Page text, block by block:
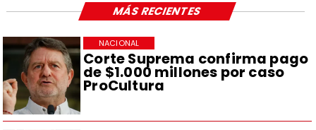
Corte Suprema confirma pago
de $1.000 millones por caso
ProCultura
NACIONAL
MÁS RECIENTES